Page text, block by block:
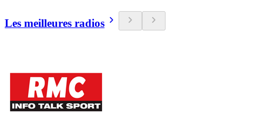
Les meilleures radios